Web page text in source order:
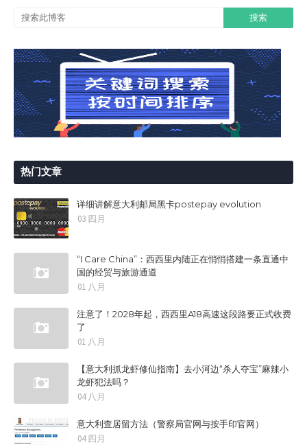
热门文章
详细讲解意大利邮局黑卡postepay evolution
03 四月
“I Care China”：西西里内陆正在悄悄搭建一条直通中
国的经贸与旅游通道
01 八月
注意了！2028年起，西西里A18高速这段路要正式收费
了
01 八月
【意大利抓龙虾修仙指南】去小河边“杀人夺宝”麻辣小
龙虾犯法吗？
04 八月
意大利查居留方法（警察局官网与按手印官网）
04 四月